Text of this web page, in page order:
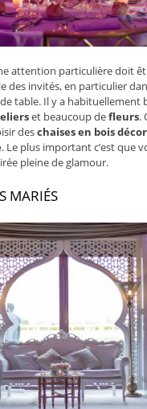
attention particulière doit
des invités, en particulier
table. Il y a habituellement
et beaucoup defleurs.
deschaises en bois
. Le plus important c’est que
pleine de glamour.
MARIÉS